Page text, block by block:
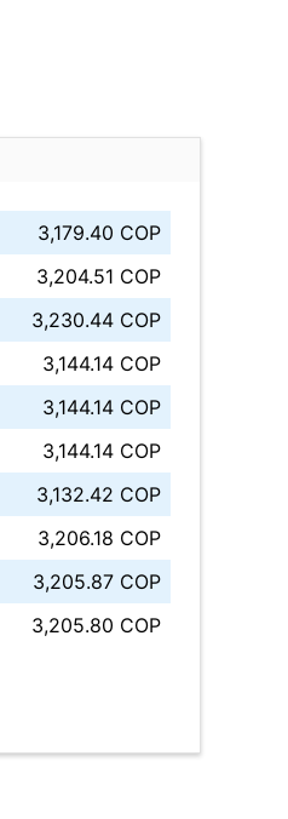
3,179.40 COP
3,204.51 COP
3,230.44 COP
3,144.14 COP
3,144.14 COP
3,144.14 COP
3,132.42 COP
3,206.18 COP
3,205.87 COP
3,205.80 COP